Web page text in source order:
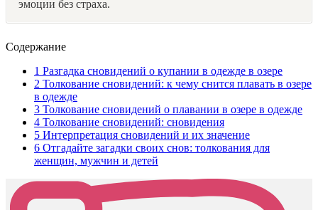
эмоции без страха.
Содержание
1 Разгадка сновидений о купании в одежде в озере
2 Толкование сновидений: к чему снится плавать в озере
в одежде
3 Толкование сновидений о плавании в озере в одежде
4 Толкование сновидений: сновидения
5 Интерпретация сновидений и их значение
6 Отгадайте загадки своих снов: толкования для
женщин, мужчин и детей